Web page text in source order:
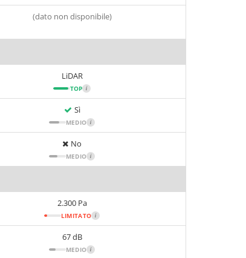
(dato non disponibile)
LiDAR
TOP i
Sì
MEDIO i
No
MEDIO i
2.300 Pa
LIMITATO i
67 dB
MEDIO i